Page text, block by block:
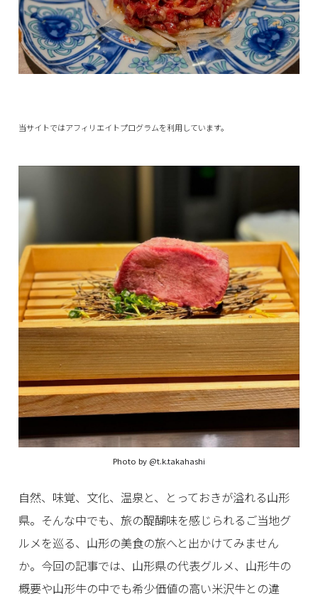
当サイトではアフィリエイトプログラムを利用しています。
Photo by @t.k.takahashi
自然、味覚、文化、温泉と、とっておきが溢れる山形
県。そんな中でも、旅の醍醐味を感じられるご当地グ
ルメを巡る、山形の美食の旅へと出かけてみません
か。今回の記事では、山形県の代表グルメ、山形牛の
概要や山形牛の中でも希少価値の高い米沢牛との違